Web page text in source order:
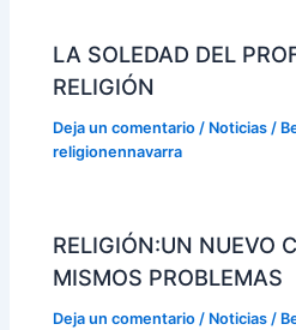
LA SOLEDAD DEL
RELIGIÓN
Deja un comentario / Noticias /
religionennavarra
RELIGIÓN:UN NUEVO
MISMOS PROBLEMAS
Deja un comentario / Noticias /